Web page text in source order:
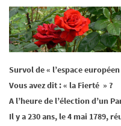
Survol de « l’espace
Vous avez dit : « la Fierté » ?
A l’heure de l’élection d’un
Il y a 230 ans, le 4 mai 1789,